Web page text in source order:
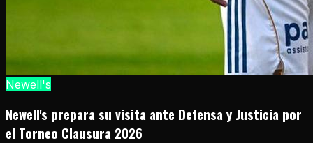
Newell's
Newell's prepara su visita ante Defensa y Justicia por
el Torneo Clausura 2026